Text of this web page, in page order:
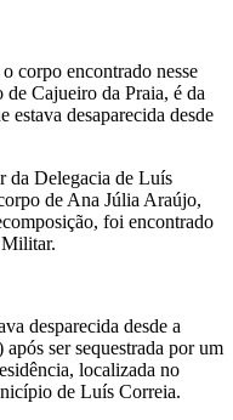
corpo encontrado nesse
Cajueiro da Praia, é da
desaparecida desde
da Delegacia de Luís
de Ana Júlia Araújo,
foi encontrado
desparecida desde a
ser sequestrada por um
localizada no
de Luís Correia.